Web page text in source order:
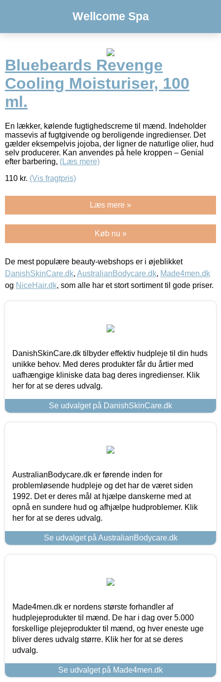
Wellcome Spa
Bluebeards Revenge
Cooling Moisturiser, 100
ml.
En lækker, kølende fugtighedscreme til mænd. Indeholder
massevis af fugtgivende og beroligende ingredienser. Det
gælder eksempelvis jojoba, der ligner de naturlige olier, hud
selv producerer. Kan anvendes på hele kroppen – Genial
efter barbering, (Læs mere)
110 kr. (Vis fragtpris)
Læs mere »
Køb nu »
De mest populære beauty-webshops er i øjeblikket
DanishSkinCare.dk, AustralianBodycare.dk, Made4men.dk
og NiceHair.dk, som alle har et stort sortiment til gode priser.
DanishSkinCare.dk tilbyder effektiv hudpleje til din huds
unikke behov. Med deres produkter får du årtier med
uafhængige kliniske data bag deres ingredienser. Klik
her for at se deres udvalg.
Se udvalget på DanishSkinCare.dk
AustralianBodycare.dk er førende inden for
problemløsende hudpleje og det har de været siden
1992. Det er deres mål at hjælpe danskerne med at
opnå en sundere hud og afhjælpe hudproblemer. Klik
her for at se deres udvalg.
Se udvalget på AustralianBodycare.dk
Made4men.dk er nordens største forhandler af
hudplejeprodukter til mænd. De har i dag over 5.000
forskellige plejeprodukter til mænd, og hver eneste uge
bliver deres udvalg større. Klik her for at se deres
udvalg.
Se udvalget på Made4men.dk